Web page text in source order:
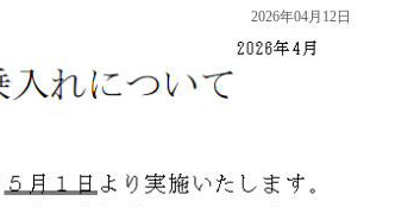
2026年04月12日